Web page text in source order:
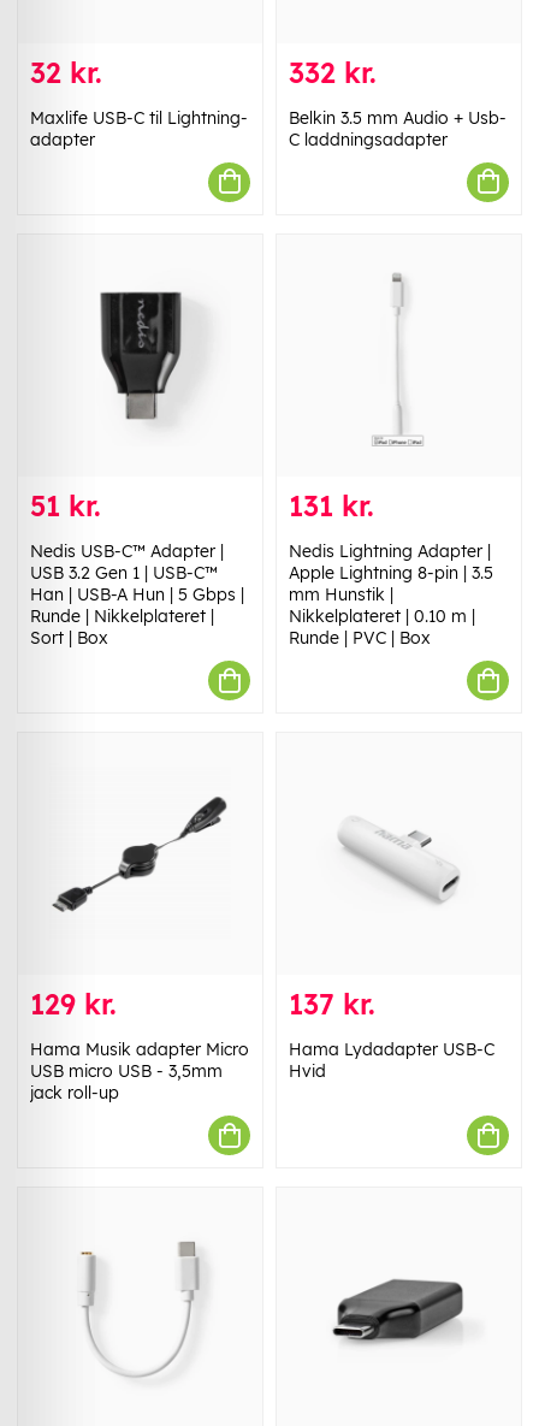
32 kr.
Maxlife USB-C til Lightning-
adapter
332 kr.
Belkin 3.5 mm Audio + Usb-
C laddningsadapter
51 kr.
Nedis USB-C™ Adapter |
USB 3.2 Gen 1 | USB-C™
Han | USB-A Hun | 5 Gbps |
Runde | Nikkelplateret |
Sort | Box
131 kr.
Nedis Lightning Adapter |
Apple Lightning 8-pin | 3.5
mm Hunstik |
Nikkelplateret | 0.10 m |
Runde | PVC | Box
129 kr.
Hama Musik adapter Micro
USB micro USB - 3,5mm
jack roll-up
137 kr.
Hama Lydadapter USB-C
Hvid